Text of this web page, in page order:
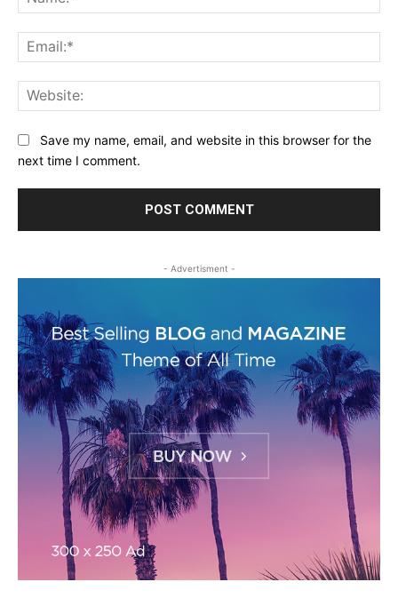
Save my name, email, and website in this browser for the
next time I comment.
- Advertisment -